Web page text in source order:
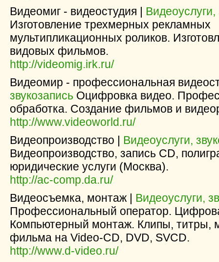
Видеомиг - видеостудия | Видеоуслуги,
Изготовление трехмерных рекламных
мультипликационных роликов.
видовых фильмов.
http://videomig.irk.ru/
Видеомир - профессиональная
звукозапись Оцифровка видео.
обработка. Создание фильмов и
http://www.videoworld.ru/
Видеопроизводство | Видеоуслуги,
Видеопроизводство, запись CD,
юридические услуги (Москва).
http://ac-comp.da.ru/
Видеосъемка, монтаж | Видеоуслуги,
Профессиональный оператор.
Компьютерный монтаж. Клипы, титры,
фильма на Video-CD, DVD, SVCD.
http://www.d-video.ru/